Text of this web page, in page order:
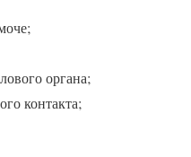
органа;
контакта;